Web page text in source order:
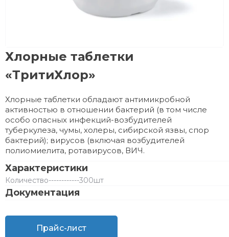
Хлорные таблетки
«ТритиХлор»
Хлорные таблетки обладают антимикробной
активностью в отношении бактерий (в том числе
особо опасных инфекций-возбудителей
туберкулеза, чумы, холеры, сибирской язвы, спор
бактерий); вирусов (включая возбудителей
полиомиелита, ротавирусов, ВИЧ.
Характеристики
Количество------------300шт
Документация
Прайс-лист